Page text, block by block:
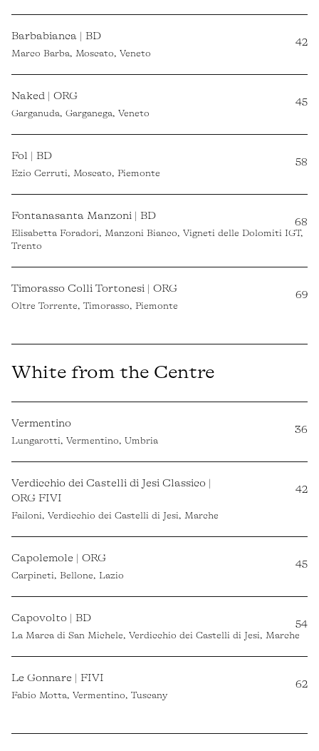
Barbabianca | BD
Marco Barba, Moscato, Veneto
42
Naked | ORG
Garganuda, Garganega, Veneto
45
Fol | BD
Ezio Cerruti, Moscato, Piemonte
58
Fontanasanta Manzoni | BD
Elisabetta Foradori, Manzoni Bianco, Vigneti delle Dolomiti IGT,
Trento
68
Timorasso Colli Tortonesi | ORG
Oltre Torrente, Timorasso, Piemonte
69
White from the Centre
Vermentino
Lungarotti, Vermentino, Umbria
36
Verdicchio dei Castelli di Jesi Classico |
ORG FIVI
Failoni, Verdicchio dei Castelli di Jesi, Marche
42
Capolemole | ORG
Carpineti, Bellone, Lazio
45
Capovolto | BD
La Marca di San Michele, Verdicchio dei Castelli di Jesi, Marche
54
Le Gonnare | FIVI
Fabio Motta, Vermentino, Tuscany
62